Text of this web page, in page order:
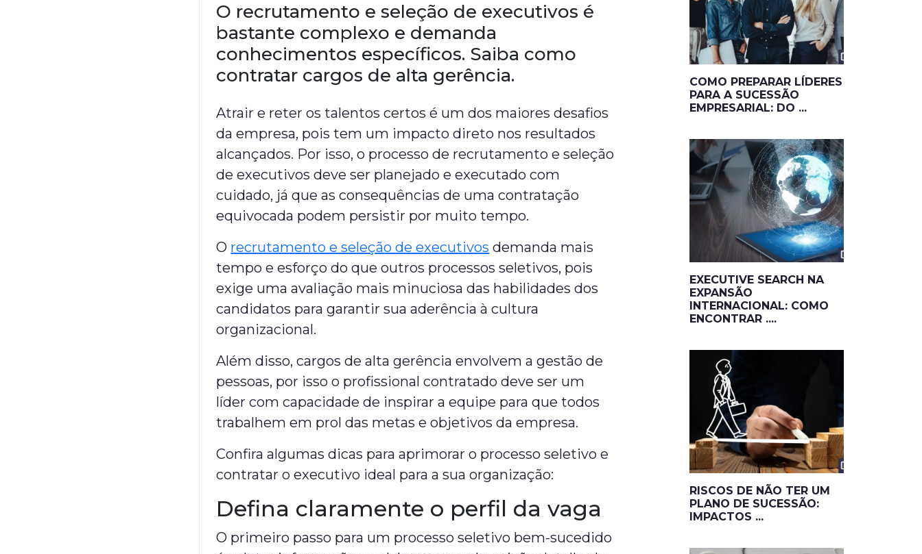
O recrutamento e seleção de executivos é
bastante complexo e demanda
conhecimentos específicos. Saiba como
contratar cargos de alta gerência.
Atrair e reter os talentos certos é um dos maiores desafios
da empresa, pois tem um impacto direto nos resultados
alcançados. Por isso, o processo de recrutamento e seleção
de executivos deve ser planejado e executado com
cuidado, já que as consequências de uma contratação
equivocada podem persistir por muito tempo.
O recrutamento e seleção de executivos demanda mais
tempo e esforço do que outros processos seletivos, pois
exige uma avaliação mais minuciosa das habilidades dos
candidatos para garantir sua aderência à cultura
organizacional.
Além disso, cargos de alta gerência envolvem a gestão de
pessoas, por isso o profissional contratado deve ser um
líder com capacidade de inspirar a equipe para que todos
trabalhem em prol das metas e objetivos da empresa.
Confira algumas dicas para aprimorar o processo seletivo e
contratar o executivo ideal para a sua organização:
Defina claramente o perfil da vaga
O primeiro passo para um processo seletivo bem-sucedido
COMO PREPARAR LÍDERES
PARA A SUCESSÃO
EMPRESARIAL: DO ...
EXECUTIVE SEARCH NA
EXPANSÃO
INTERNACIONAL: COMO
ENCONTRAR ....
RISCOS DE NÃO TER UM
PLANO DE SUCESSÃO:
IMPACTOS ...